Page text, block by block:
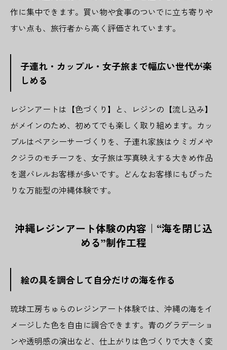
作に集中できます。買い物や食事のついでに立ち寄りや
すい点も、旅行者から高く評価されています。
子連れ・カップル・女子旅まで幅広い世代が楽
しめる
レジンアートは【色づくり】と、レジンの【流し込み】
がメインのため、初めてでも楽しく取り組めます。カッ
プルはペアシーサーづくりを、子連れ家族はウミガメや
クジラのモチーフを、女子旅は写真映えする大きめ作品
を選バレルお客様が多いです。どんなお客様にもぴった
りな万能型の沖縄体験です。
沖縄レジンアート体験の内容｜“海を閉じ込
める”制作工程
絵の具を調合して自分だけの海を作る
琉球工房ちゅらのレジンアート体験では、沖縄の海をイ
メージした色を自由に調合できます。青のグラデーショ
ンや透明感の演出など、仕上がりは色づくりで大きく変